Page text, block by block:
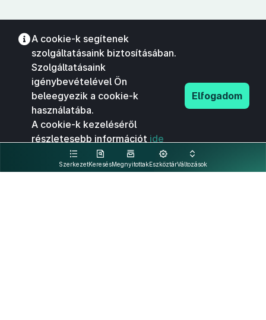
SzerkezetKeresésMegnyitottakEszköztárVáltozások
A cookie-k segítenek
szolgáltatásaink biztosításában.
Szolgáltatásaink
igénybevételével Ön
beleegyezik a cookie-k
használatába.
A cookie-k kezeléséről
részletesebb információt ide
kattintva olvashat.
Elfogadom